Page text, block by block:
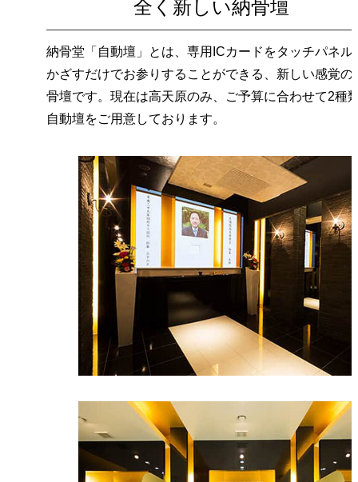
全く新しい納骨壇
納骨堂「自動壇」とは、専用ICカードをタッチパネル
かざすだけでお参りすることができる、新しい感覚の
骨壇です。現在は高天原のみ、ご予算に合わせて2種
自動壇をご用意しております。